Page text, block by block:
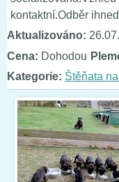
kontaktní.Odběr
Aktualizováno:
Cena: Dohodou
Kategorie: Štěňata